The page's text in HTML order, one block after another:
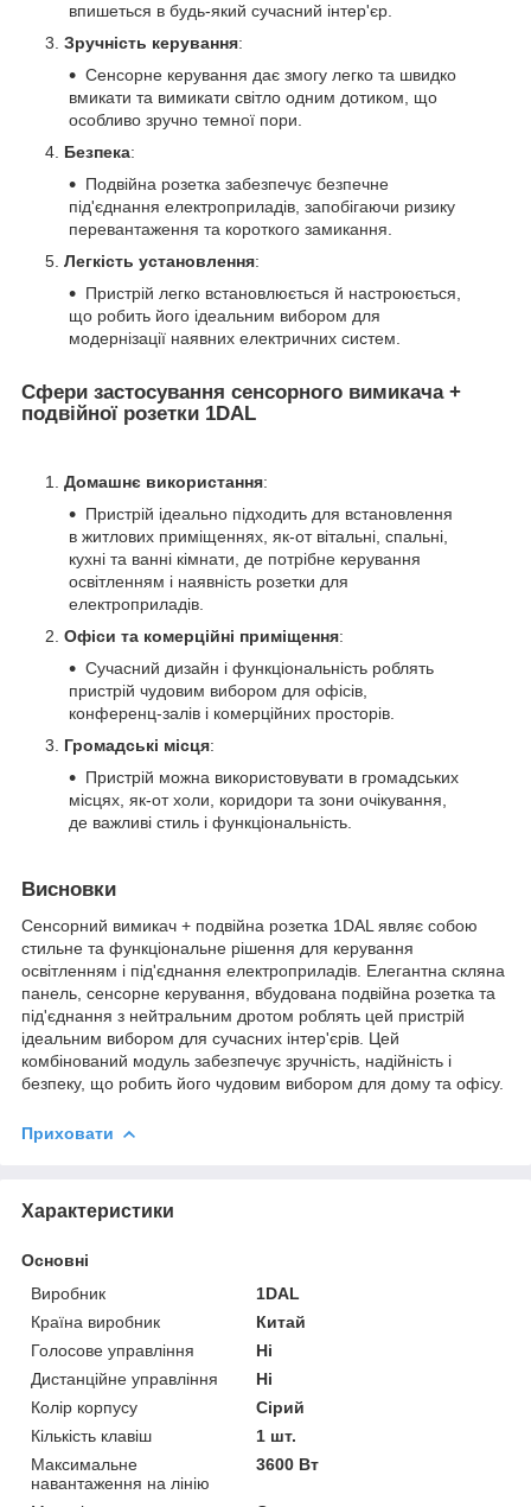
впишеться в будь-який сучасний інтер'єр.
Зручність керування:
Сенсорне керування дає змогу легко та швидко
вмикати та вимикати світло одним дотиком, що
особливо зручно темної пори.
Безпека:
Подвійна розетка забезпечує безпечне
під'єднання електроприладів, запобігаючи ризику
перевантаження та короткого замикання.
Легкість установлення:
Пристрій легко встановлюється й настроюється,
що робить його ідеальним вибором для
модернізації наявних електричних систем.
Сфери застосування сенсорного вимикача +
подвійної розетки 1DAL
Домашнє використання:
Пристрій ідеально підходить для встановлення
в житлових приміщеннях, як-от вітальні, спальні,
кухні та ванні кімнати, де потрібне керування
освітленням і наявність розетки для
електроприладів.
Офіси та комерційні приміщення:
Сучасний дизайн і функціональність роблять
пристрій чудовим вибором для офісів,
конференц-залів і комерційних просторів.
Громадські місця:
Пристрій можна використовувати в громадських
місцях, як-от холи, коридори та зони очікування,
де важливі стиль і функціональність.
Висновки
Сенсорний вимикач + подвійна розетка 1DAL являє собою
стильне та функціональне рішення для керування
освітленням і під'єднання електроприладів. Елегантна скляна
панель, сенсорне керування, вбудована подвійна розетка та
під'єднання з нейтральним дротом роблять цей пристрій
ідеальним вибором для сучасних інтер'єрів. Цей
комбінований модуль забезпечує зручність, надійність і
безпеку, що робить його чудовим вибором для дому та офісу.
Приховати
Характеристики
Основні
Виробник
1DAL
Країна виробник
Китай
Голосове управління
Ні
Дистанційне управління
Ні
Колір корпусу
Сірий
Кількість клавіш
1 шт.
Максимальне
навантаження на лінію
3600 Вт